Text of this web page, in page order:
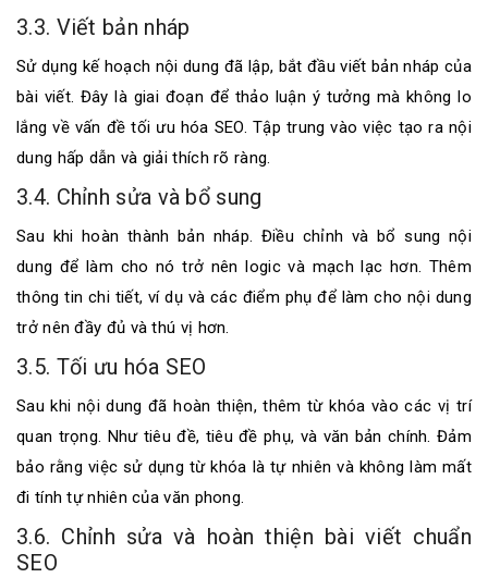
3.3. Viết bản nháp
Sử dụng kế hoạch nội dung đã lập, bắt đầu viết bản nháp của
bài viết. Đây là giai đoạn để thảo luận ý tưởng mà không lo
lắng về vấn đề tối ưu hóa SEO. Tập trung vào việc tạo ra nội
dung hấp dẫn và giải thích rõ ràng.
3.4. Chỉnh sửa và bổ sung
Sau khi hoàn thành bản nháp. Điều chỉnh và bổ sung nội
dung để làm cho nó trở nên logic và mạch lạc hơn. Thêm
thông tin chi tiết, ví dụ và các điểm phụ để làm cho nội dung
trở nên đầy đủ và thú vị hơn.
3.5. Tối ưu hóa SEO
Sau khi nội dung đã hoàn thiện, thêm từ khóa vào các vị trí
quan trọng. Như tiêu đề, tiêu đề phụ, và văn bản chính. Đảm
bảo rằng việc sử dụng từ khóa là tự nhiên và không làm mất
đi tính tự nhiên của văn phong.
3.6. Chỉnh sửa và hoàn thiện bài viết chuẩn
SEO